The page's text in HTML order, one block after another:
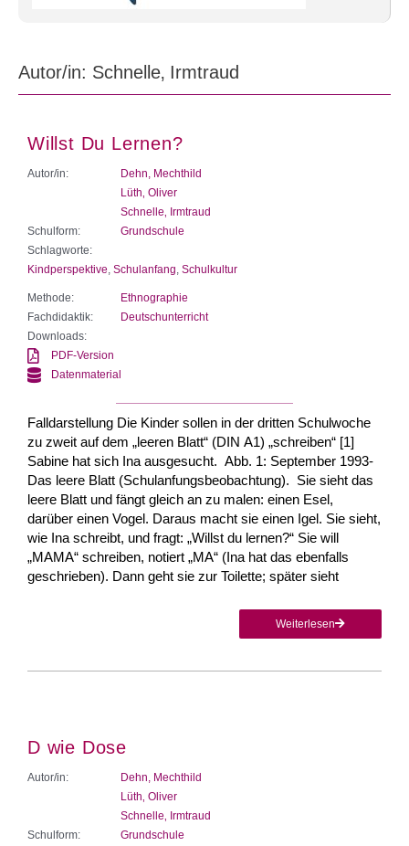
Autor/in: Schnelle‚ Irmtraud
Willst Du Lernen?
Autor/in:
Dehn, Mechthild
Lüth‚ Oliver
Schnelle‚ Irmtraud
Schulform:
Grundschule
Schlagworte:
Kindperspektive Schulanfang Schulkultur
Methode:
Ethnographie
Fachdidaktik:
Deutschunterricht
Downloads:
PDF-Version
Datenmaterial
Falldarstellung Die Kinder sollen in der dritten Schulwoche
zu zweit auf dem „leeren Blatt“ (DIN A1) „schreiben“ [1]
Sabine hat sich Ina ausgesucht. Abb. 1: September 1993-
Das leere Blatt (Schulanfungsbeobachtung). Sie sieht das
leere Blatt und fängt gleich an zu malen: einen Esel,
darüber einen Vogel. Daraus macht sie einen Igel. Sie sieht,
wie Ina schreibt, und fragt: „Willst du lernen?“ Sie will
„MAMA“ schreiben, notiert „MA“ (Ina hat das ebenfalls
geschrieben). Dann geht sie zur Toilette; später sieht
Weiterlesen
D wie Dose
Autor/in:
Dehn, Mechthild
Lüth‚ Oliver
Schnelle‚ Irmtraud
Schulform:
Grundschule